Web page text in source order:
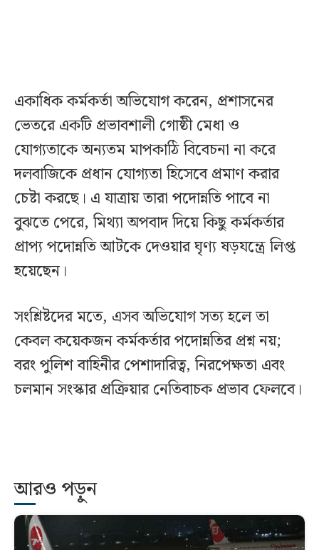
একাধিক কর্মকর্তা অভিযোগ করেন, প্রশাসনের
ভেতরে একটি প্রভাবশালী গোষ্ঠী মেধা ও
যোগ্যতাকে অন্যতম মাপকাঠি বিবেচনা না করে
দলবাজিকে প্রধান যোগ্যতা হিসেবে প্রমাণ করার
চেষ্টা করছে। এ যাত্রায় তারা পদোন্নতি পাবে না
বুঝতে পেরে, মিথ্যা অপবাদ দিয়ে কিছু কর্মকর্তার
প্রাপ্য পদোন্নতি আটকে দেওয়ার ঘৃণ্য ষড়যন্ত্রে লিপ্ত
হয়েছেন।
সংশ্লিষ্টদের মতে, এসব অভিযোগ সত্য হলে তা
কেবল কয়েকজন কর্মকর্তার পদোন্নতির প্রশ্ন নয়;
বরং পুলিশ বাহিনীর পেশাদারিত্ব, নিরপেক্ষতা এবং
চলমান সংস্কার প্রক্রিয়ার নেতিবাচক প্রভাব ফেলবে।
আরও পড়ুন